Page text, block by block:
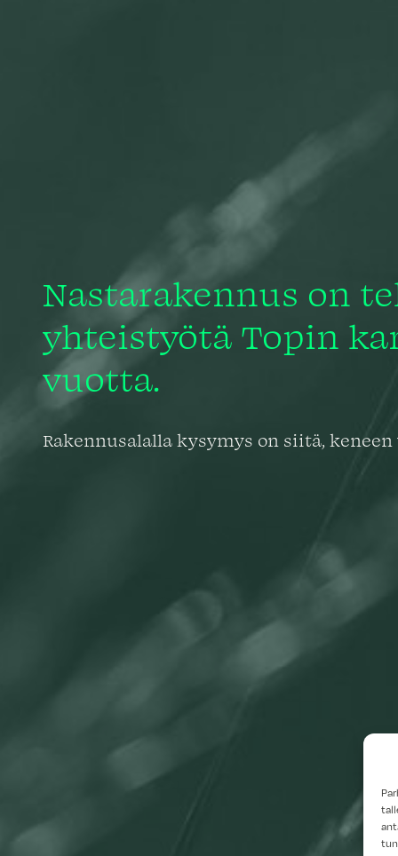
Nastarakennus on
yhteistyötä Topin
vuotta.
Rakennusalalla kysymys on siitä,